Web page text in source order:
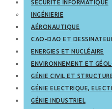
SÉCURITÉ INFORMATIQUE
INGÉNIERIE
AÉRONAUTIQUE
CAO-DAO ET
ENERGIES ET NUCLÉAIRE
ENVIRONNEMENT ET
GÉNIE CIVIL ET
GÉNIE ELECTRIQUE,
GÉNIE INDUSTRIEL